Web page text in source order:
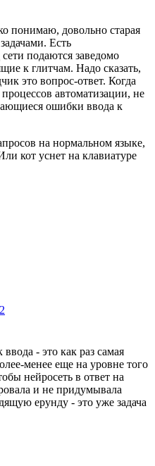
понимаю, довольно старая
Есть
сети подаются заведомо
к глитчам. Надо сказать,
это вопрос-ответ. Когда
автоматизации, не
ошибки ввода к
на нормальном языке,
кот уснет на клавиатуре
- это как раз самая
менее еще на уровне того
нейросеть в ответ на
и не придумывала
ерунду - это уже задача